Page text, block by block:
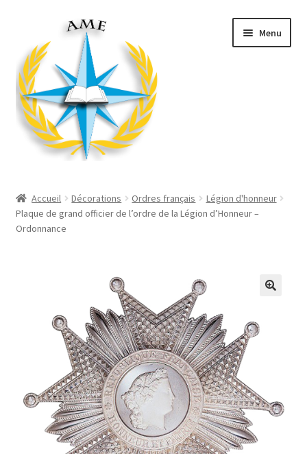
la
navigation
contenu
Menu
Produits Mairie
menu
Ouvrir
Drapeaux
Politique de cookies (UE)
Accueil Décorations Ordres français
Légion d'honneur
Plaque de grand officier de l’ordre de la Légion d’Honneur –
Ordonnance